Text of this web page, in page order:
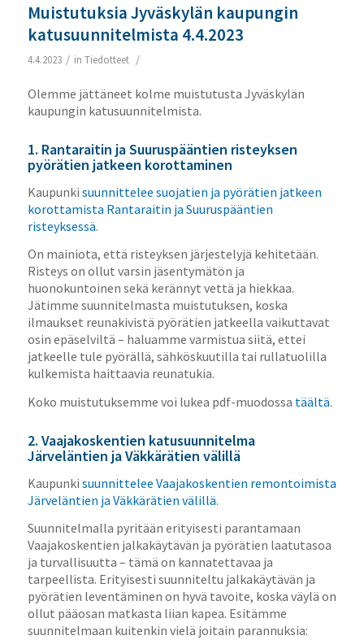
Muistutuksia Jyväskylän kaupungin
katusuunnitelmista 4.4.2023
4.4.2023 / in Tiedotteet /
Olemme jättäneet kolme muistutusta Jyväskylän
kaupungin katusuunnitelmista.
1. Rantaraitin ja Suuruspääntien risteyksen
pyörätien jatkeen korottaminen
Kaupunki suunnittelee suojatien ja pyörätien jatkeen
korottamista Rantaraitin ja Suuruspääntien
risteyksessä.
On mainiota, että risteyksen järjestelyjä kehitetään.
Risteys on ollut varsin jäsentymätön ja
huonokuntoinen sekä kerännyt vettä ja hiekkaa.
Jätimme suunnitelmasta muistutuksen, koska
ilmaukset reunakivistä pyörätien jatkeella vaikuttavat
osin epäselviltä – haluamme varmistua siitä, ettei
jatkeelle tule pyörällä, sähköskuutilla tai rullatuolilla
kulkemista haittaavia reunatukia.
Koko muistutuksemme voi lukea pdf-muodossa täältä.
2. Vaajakoskentien katusuunnitelma
Järveläntien ja Väkkärätien välillä
Kaupunki suunnittelee Vaajakoskentien remontoimista
Järveläntien ja Väkkärätien välillä.
Suunnitelmalla pyritään erityisesti parantamaan
Vaajakoskentien jalkakäytävän ja pyörätien laatutasoa
ja turvallisuutta – tämä on kannatettavaa ja
tarpeellista. Erityisesti suunniteltu jalkakäytävän ja
pyörätien leventäminen on hyvä tavoite, koska väylä on
ollut pääosan matkasta liian kapea. Esitämme
suunnitelmaan kuitenkin vielä joitain parannuksia: